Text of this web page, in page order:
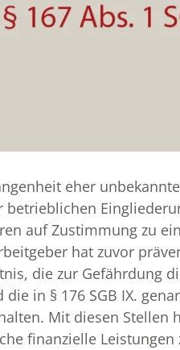
eher
auf Zustimmung zu
hat zuvor
die zur Gefährdung
in § 176 SGB IX.
Mit diesen
finanzielle